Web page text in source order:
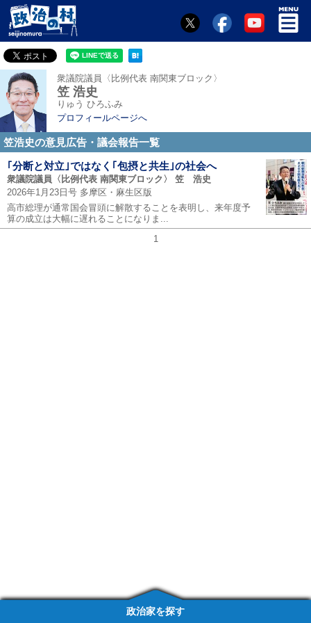
衆議院議員〈比例代表 南関東ブロック〉
笠 浩史
りゅう ひろふみ
プロフィールページへ
笠浩史の意見広告・議会報告一覧
｢分断と対立｣ではなく｢包摂と共生｣の社会へ
衆議院議員〈比例代表 南関東ブロック〉 笠 浩史
2026年1月23日号 多摩区・麻生区版
高市総理が通常国会冒頭に解散することを表明し、来年度予
算の成立は大幅に遅れることになりま...
1
政治家を探す